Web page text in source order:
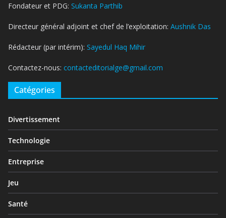
Fondateur et PDG: Sukanta Parthib
Directeur général adjoint et chef de l’exploitation: Aushnik Das
Rédacteur (par intérim): Sayedul Haq Mihir
Contactez-nous: contacteditorialge@gmail.com
Catégories
Divertissement
Technologie
Entreprise
Jeu
Santé